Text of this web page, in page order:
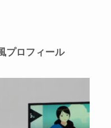
プロフィール